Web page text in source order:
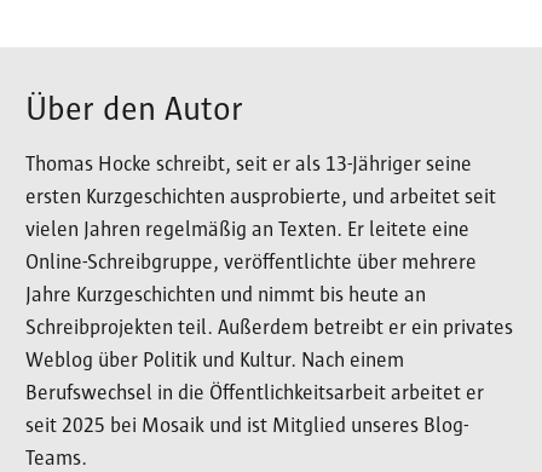
Über den Autor
Thomas Hocke schreibt, seit er als 13-Jähriger seine
ersten Kurzgeschichten ausprobierte, und arbeitet seit
vielen Jahren regelmäßig an Texten. Er leitete eine
Online-Schreibgruppe, veröffentlichte über mehrere
Jahre Kurzgeschichten und nimmt bis heute an
Schreibprojekten teil. Außerdem betreibt er ein privates
Weblog über Politik und Kultur. Nach einem
Berufswechsel in die Öffentlichkeitsarbeit arbeitet er
seit 2025 bei Mosaik und ist Mitglied unseres Blog-
Teams.